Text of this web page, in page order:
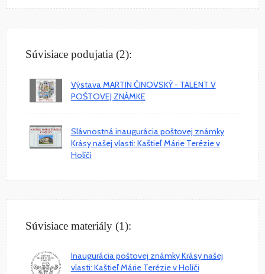
Súvisiace podujatia (2):
Výstava MARTIN ČINOVSKÝ - TALENT V
POŠTOVEJ ZNÁMKE
Slávnostná inaugurácia poštovej známky
Krásy našej vlasti: Kaštieľ Márie Terézie v
Holíči
Súvisiace materiály (1):
Inaugurácia poštovej známky Krásy našej
vlasti: Kaštieľ Márie Terézie v Holíči